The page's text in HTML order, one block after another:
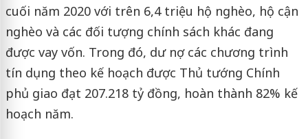
cuối năm 2020 với trên 6,4 triệu hộ nghèo, hộ cận
nghèo và các đối tượng chính sách khác đang
được vay vốn. Trong đó, dư nợ các chương trình
tín dụng theo kế hoạch được Thủ tướng Chính
phủ giao đạt 207.218 tỷ đồng, hoàn thành 82% kế
hoạch năm.